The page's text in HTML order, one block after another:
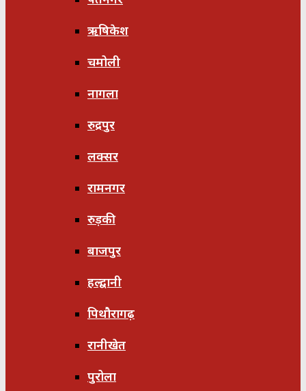
ऋषिकेश
चमोली
नागला
रुद्रपुर
लक्सर
रामनगर
रुड़की
बाजपुर
हल्द्वानी
पिथौरागढ़
रानीखेत
पुरोला